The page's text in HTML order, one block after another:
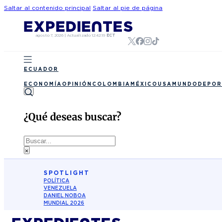
Saltar al contenido principal Saltar al pie de página
agosto 7, 2026 | Actualizado 12:42:19 ECT
ECUADOR
ECONOMÍA OPINIÓN COLOMBIA MÉXICO USA MUNDO
¿Qué deseas buscar?
Buscar
×
SPOTLIGHT
POLÍTICA
VENEZUELA
DANIEL NOBOA
MUNDIAL 2026